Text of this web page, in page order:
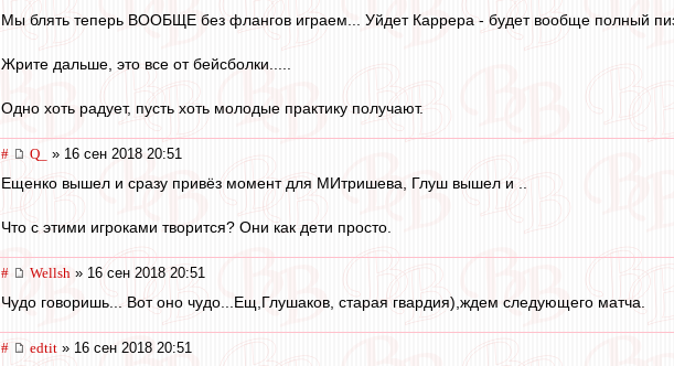
Мы блять теперь ВООБЩЕ без флангов играем... Уйдет Каррера - будет вообще полный
Жрите дальше, это все от бейсболки.....
Одно хоть радует, пусть хоть молодые практику получают.
# Q_ » 16 сен 2018 20:51
Ещенко вышел и сразу привёз момент для МИтришева, Глуш вышел и ..
Что с этими игроками творится? Они как дети просто.
# Wellsh » 16 сен 2018 20:51
Чудо говоришь... Вот оно чудо...Ещ,Глушаков, старая гвардия),ждем следующего матча.
# edtit » 16 сен 2018 20:51